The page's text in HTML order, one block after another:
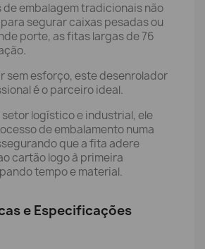
de embalagem tradicionais não
segurar caixas pesadas ou
porte, as fitas largas de 76
sem esforço, este desenrolador
é o parceiro ideal.
setor logístico e industrial, ele
de embalamento numa
que a fita adere
cartão logo à primeira
tempo e material.
e Especificações